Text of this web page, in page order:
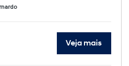
Veja mais